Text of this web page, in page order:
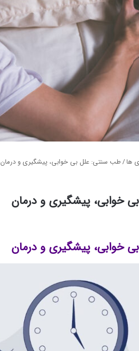
ها/طب سنتی: علل بی خوابی، پیشگیری و درمان
خوابی، پیشگیری و درمان
خوابی، پیشگیری و درمان